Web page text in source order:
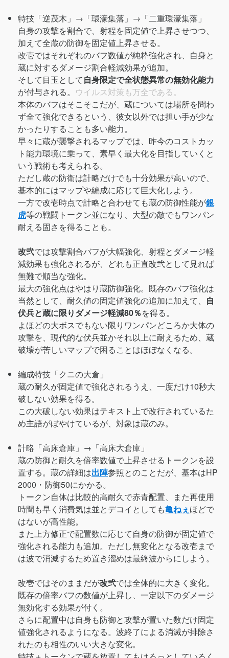
特技「逆茂木」→「環濠集落」→「二重環濠集落」
自身の攻撃を割合で、射程を固定値で上昇させつつ、
加えて全蔵の防御を固定値上昇させる。
改壱ではそれぞれのバフ数値が純粋強化され、自身と
蔵に対するダメージ割合軽減効果が追加。
そして目玉として自身限定で全状態異常の無効化能力
が付与される。 ウイルス対策も万全である。
本体のバフはそこそこだが、蔵については場所を問わ
ず全て強化できるという、彼女以外では担い手が少な
かったりすることも多い能力。
早々に蔵が襲撃されるマップでは、昨今のコストカッ
ト能力環境に乗って、素早く最大化を目指していくと
いう戦術も考えられる。
ただし蔵の防衛は計略だけでも十分効果が高いので、
基本的にはマップや編成に応じて巨大化しよう。
一方で改壱時点で計略と合わせても蔵の防御性能が銀
虎等の戦闘トークン並になり、大型の敵でもワンパン
耐える固さを得ることも。
改弐では攻撃割合バフが大幅強化、射程とダメージ軽
減効果も強化されるが、どれも正直改弐として見れば
無難で順当な強化。
最大の強化点はやはり蔵防御強化。既存のバフ強化は
当然として、耐久値の固定値強化の追加に加えて、 自
伏兵と蔵に限りダメージ軽減80％を得る。
よほどの大ボスでもない限りワンパンどころか大体の
攻撃を、現代的な伏兵並かそれ以上に耐えるため、蔵
破壊が苦しいマップで困ることはほぼなくなる。
編成特技「クニの大倉」
蔵の耐久が固定値で強化されるうえ、一度だけ10秒大
破しない効果を得る。
この大破しない効果はテキスト上で改行されているた
め主語がぼやけているが、対象は蔵のみ。
計略「高床倉庫」→「高床大倉庫」
蔵の防御と耐久を倍率数値で上昇させるトークンを設
置する。蔵の詳細は出陣参照とのことだが、基本はHP
2000・防御50にかかる。
トークン自体は比較的高耐久で赤青配置、また再使用
時間も早く消費気は並とデコイとしても亀ねぇ ほどで
はないが高性能。
また上方修正で配置数に応じて自身の防御が固定値で
強化される能力も追加。ただし無変化となる改壱まで
は波で消滅するため置き溜めは最終波からにしよう。
改壱ではそのままだが改弐では全体的に大きく変化。
既存の倍率バフの数値が上昇し、一定以下のダメージ
無効化する効果が付く。
さらに配置中は自身も防御と攻撃が置いた数だけ固定
値強化されるようになる。波終了による消滅が排除さ
れたのも相性のいい大きな変化。